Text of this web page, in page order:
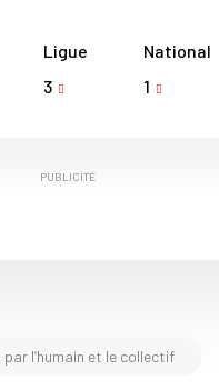
Ligue
3
National
1
PUBLICITÉ
l’humain et le collectif